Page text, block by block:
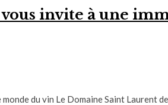
invite à une
du vin Le Domaine Saint Laurent